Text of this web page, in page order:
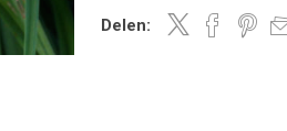
Delen: